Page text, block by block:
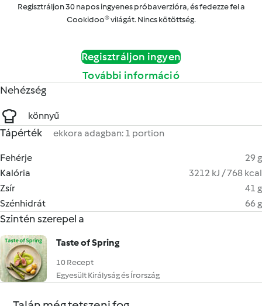
Regisztráljon 30 napos ingyenes próbaverzióra, és fedezze fel a
Cookidoo® világát. Nincs kötöttség.
Regisztráljon ingyen
További információ
Nehézség
könnyű
Tápérték ekkora adagban: 1 portion
Fehérje
29 g
Kalória
3212 kJ / 768 kcal
Zsír
41 g
Szénhidrát
66 g
Szintén szerepel a
Taste of Spring
10 Recept
Egyesült Királyság és Írország